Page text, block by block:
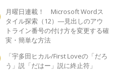
月曜日連載！ Microsoft Wordス
タイル探索（12）―見出しのアウ
トライン番号の付け方を変更する確
実・簡単な方法
「宇多田ヒカル/First Loveの「だろ
う」説「だはー」説に終止符」